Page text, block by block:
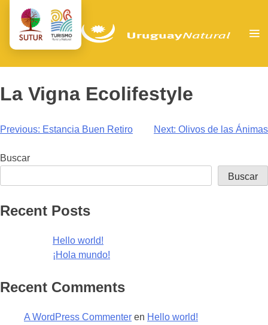
La Vigna Ecolifestyle
Navegación
de
Previous: Estancia Buen Retiro Next: Olivos de las Ánimas
Buscar
Buscar
Recent Posts
Hello world!
¡Hola mundo!
Recent Comments
A WordPress Commenter en Hello world!